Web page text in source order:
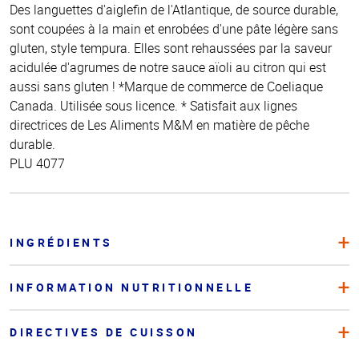
Des languettes d'aiglefin de l'Atlantique, de source durable,
sont coupées à la main et enrobées d'une pâte légère sans
gluten, style tempura. Elles sont rehaussées par la saveur
acidulée d'agrumes de notre sauce aïoli au citron qui est
aussi sans gluten ! *Marque de commerce de Coeliaque
Canada. Utilisée sous licence. * Satisfait aux lignes
directrices de Les Aliments M&M en matière de pêche
durable.
PLU 4077
INGRÉDIENTS
INFORMATION NUTRITIONNELLE
DIRECTIVES DE CUISSON